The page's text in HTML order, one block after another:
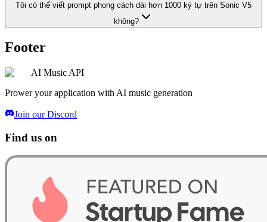
Tôi có thể viết prompt phong cách dài hơn 1000 ký tự trên Sonic V5
không?
Footer
AI Music API
Prower your application with AI music generation
Join our Discord
Find us on